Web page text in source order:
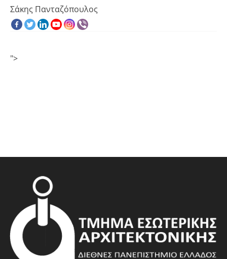
Σάκης Πανταζόπουλος
">